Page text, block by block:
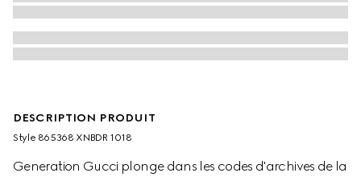
DESCRIPTION PRODUIT
Style ‎865368 XNBDR 1018
Generation Gucci plonge dans les codes d'archives de la